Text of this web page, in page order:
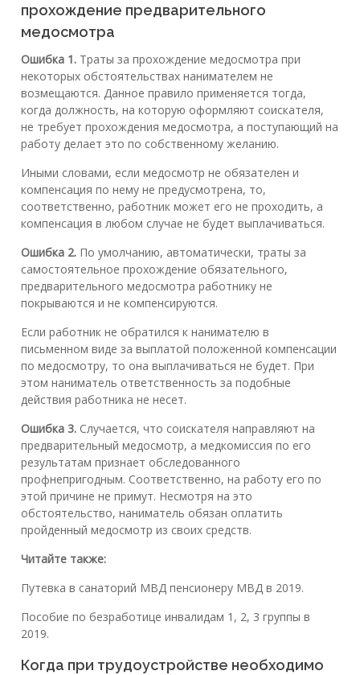
прохождение предварительного
медосмотра
Ошибка 1. Траты за прохождение медосмотра при
некоторых обстоятельствах нанимателем не
возмещаются. Данное правило применяется тогда,
когда должность, на которую оформляют соискателя,
не требует прохождения медосмотра, а поступающий на
работу делает это по собственному желанию.
Иными словами, если медосмотр не обязателен и
компенсация по нему не предусмотрена, то,
соответственно, работник может его не проходить, а
компенсация в любом случае не будет выплачиваться.
Ошибка 2. По умолчанию, автоматически, траты за
самостоятельное прохождение обязательного,
предварительного медосмотра работнику не
покрываются и не компенсируются.
Если работник не обратился к нанимателю в
письменном виде за выплатой положенной компенсации
по медосмотру, то она выплачиваться не будет. При
этом наниматель ответственность за подобные
действия работника не несет.
Ошибка 3. Случается, что соискателя направляют на
предварительный медосмотр, а медкомиссия по его
результатам признает обследованного
профнепригодным. Соответственно, на работу его по
этой причине не примут. Несмотря на это
обстоятельство, наниматель обязан оплатить
пройденный медосмотр из своих средств.
Читайте также:
Путевка в санаторий МВД пенсионеру МВД в 2019.
Пособие по безработице инвалидам 1, 2, 3 группы в
2019.
Когда при трудоустройстве необходимо